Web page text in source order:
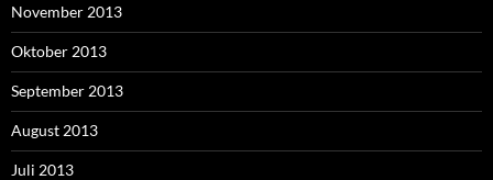
November 2013
Oktober 2013
September 2013
August 2013
Juli 2013